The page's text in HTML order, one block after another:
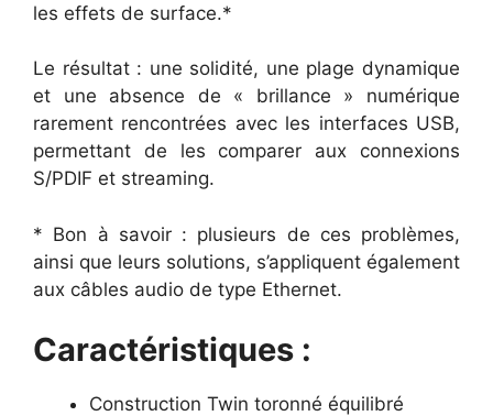
les effets de surface.*
Le résultat : une solidité, une plage dynamique
et une absence de « brillance » numérique
rarement rencontrées avec les interfaces USB,
permettant de les comparer aux connexions
S/PDIF et streaming.
* Bon à savoir : plusieurs de ces problèmes,
ainsi que leurs solutions, s’appliquent également
aux câbles audio de type Ethernet.
Caractéristiques :
Construction Twin toronné équilibré